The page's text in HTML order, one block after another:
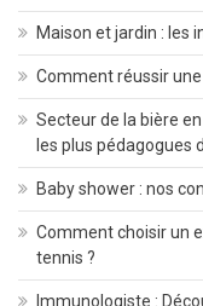
Maison et jardin : les
Comment réussir
Secteur de la bière
les plus pédagogues
Baby shower : nos
Comment choisir un
tennis ?
Immunologiste :